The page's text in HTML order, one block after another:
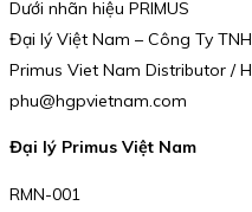
Dưới nhãn hiệu PRIMUS
Đại lý Việt Nam – Công Ty
Primus Viet Nam Distributor /
phu@hgpvietnam.com
Đại lý Primus Việt Nam
RMN-001